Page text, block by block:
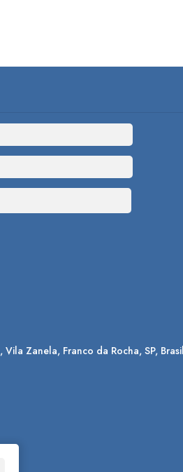
, Vila Zanela, Franco da Rocha, SP, Brasil